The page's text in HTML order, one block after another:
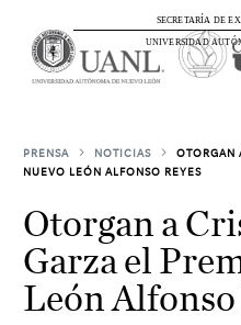
UNIVERSIDAD
SECRETARÍA DE
PRENSA NOTICIAS
OTORGAN
NUEVO LEÓN ALFONSO REYES
Otorgan a
Garza el
León Alfonso